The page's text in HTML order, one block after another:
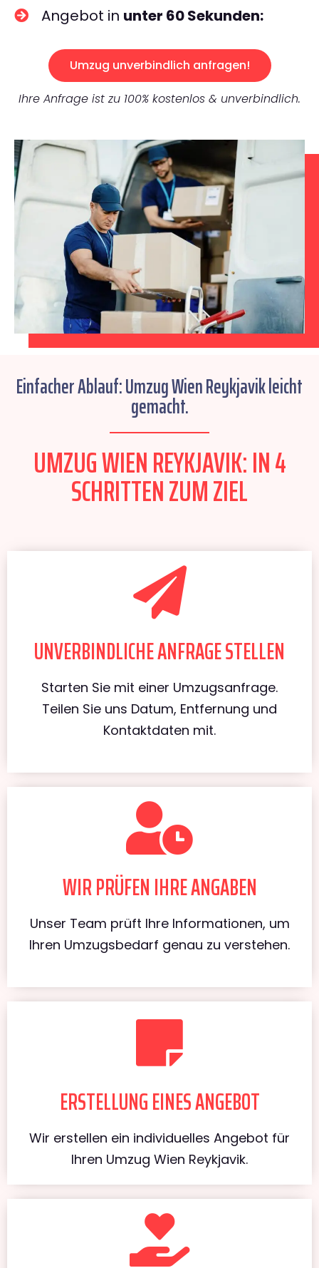
Angebot in unter 60 Sekunden:
Umzug unverbindlich anfragen!
Ihre Anfrage ist zu 100% kostenlos & unverbindlich.
Einfacher Ablauf: Umzug Wien Reykjavik leicht
gemacht.
UMZUG WIEN REYKJAVIK: IN 4
SCHRITTEN ZUM ZIEL
UNVERBINDLICHE ANFRAGE STELLEN
Starten Sie mit einer Umzugsanfrage.
Teilen Sie uns Datum, Entfernung und
Kontaktdaten mit.
WIR PRÜFEN IHRE ANGABEN
Unser Team prüft Ihre Informationen, um
Ihren Umzugsbedarf genau zu verstehen.
ERSTELLUNG EINES ANGEBOT
Wir erstellen ein individuelles Angebot für
Ihren Umzug Wien Reykjavik.